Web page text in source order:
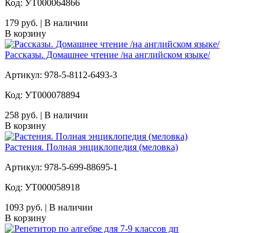
Код: УТ000064866
179 руб. | В наличии
В корзину
Рассказы. Домашнее чтение /на английском языке/
Артикул: 978-5-8112-6493-3
Код: УТ000078894
258 руб. | В наличии
В корзину
Растения. Полная энциклопедия (меловка)
Артикул: 978-5-699-88695-1
Код: УТ000058918
1093 руб. | В наличии
В корзину